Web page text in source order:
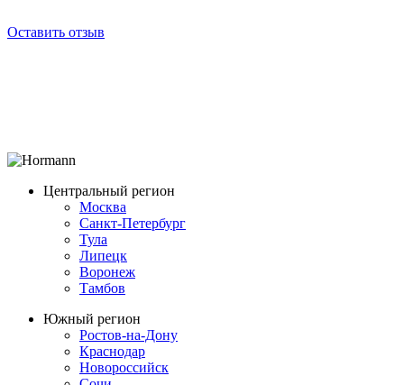
Оставить отзыв
Центральный регион
Москва
Санкт-Петербург
Тула
Липецк
Воронеж
Тамбов
Южный регион
Ростов-на-Дону
Краснодар
Новороссийск